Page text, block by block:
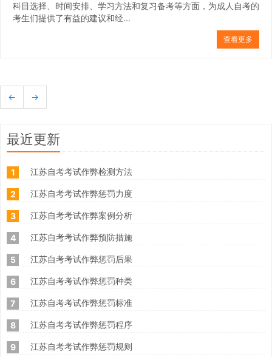
科目选择、时间安排、学习方法和复习备考等方面，为成人自考的
考生们提供了有益的建议和经...
查看更多
← →
最近更新
1 江苏自考考试作弊检测方法
2 江苏自考考试作弊惩罚力度
3 江苏自考考试作弊案例分析
4 江苏自考考试作弊预防措施
5 江苏自考考试作弊惩罚后果
6 江苏自考考试作弊惩罚种类
7 江苏自考考试作弊惩罚标准
8 江苏自考考试作弊惩罚程序
9 江苏自考考试作弊惩罚规则